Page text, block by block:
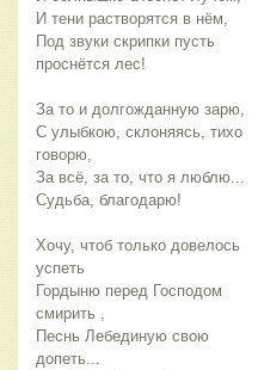
И тени растворятся в нём,
Под звуки скрипки пусть
проснётся лес!
За то и долгожданную зарю,
С улыбкою, склоняясь, тихо
говорю,
За всё, за то, что я люблю...
Судьба, благодарю!
Хочу, чтоб только довелось
успеть
Гордыню перед Господом
смирить ,
Песнь Лебединую свою
допеть...